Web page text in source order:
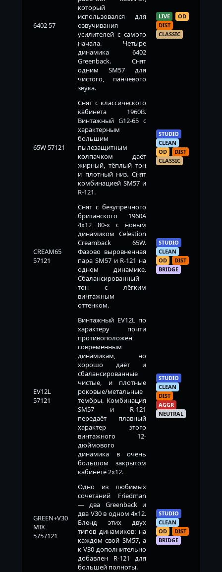
6402 57
который
использовался для
озвучивания
усилителей с самого
начала. Четыре
динамика 6402
Greenback. Снят
одним SM57 для
чистого, панчевого
звука.
LIVE
OD
DIST
CLASSIC
65W 57121
Снят с классического
кабинета 1960B.
Винтажный G12-65 с
характерным
большим
пылезащитным
колпачком даёт
жирный, тёплый тон
и плотный низ. Снят
комбинацией SM57 и
R-121.
STUDIO
CLEAN
OD
DIST
CLASSIC
CREAM65
57121
Снят с безупречного
британского 1960A
4x12 80-х с новым
динамиком Celestion
Creamback 65W.
Фазово выровненная
пара SM57 и R-121 на
одном динамике.
Сбалансированный
тон с лёгким
винтажным
оттенком.
STUDIO
CLEAN
OD
DIST
BRIDGE
EV12L
57121
Винтажный EV12L по
характеру почти
противоположен
современным
динамикам, но
хорошо даёт и
сбалансированные
чистые, и плотные
роковые/метальные
тембры. Комбинация
SM57 и R-121
передаёт плавный
характер этого
винтажного 12-
дюймового
динамика в очень
большом закрытом
кабинете 2x12.
STUDIO
CLEAN
DIST
AGGR
NEUTRAL
GREEN+V30
MIX
5757121
Одно из любимых
сочетаний Friedman
— два Greenback и
два V30 в одном 4x12.
Бленд этих двух
типов динамиков: на
каждом свой SM57, а
к V30 дополнительно
добавлен R-121 для
большей полноты.
STUDIO
CLEAN
OD
DIST
BRIDGE